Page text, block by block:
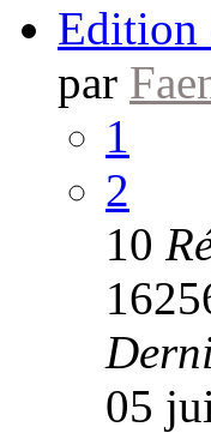
Edition
par
1
2
10
05